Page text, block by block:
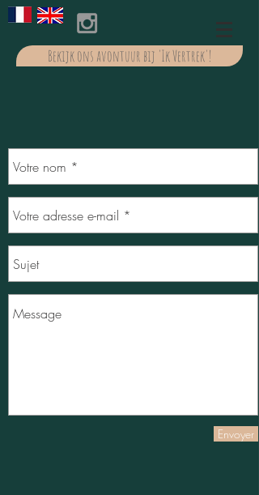
Bekijk ons avontuur bij 'Ik Vertrek'!
Envoyer